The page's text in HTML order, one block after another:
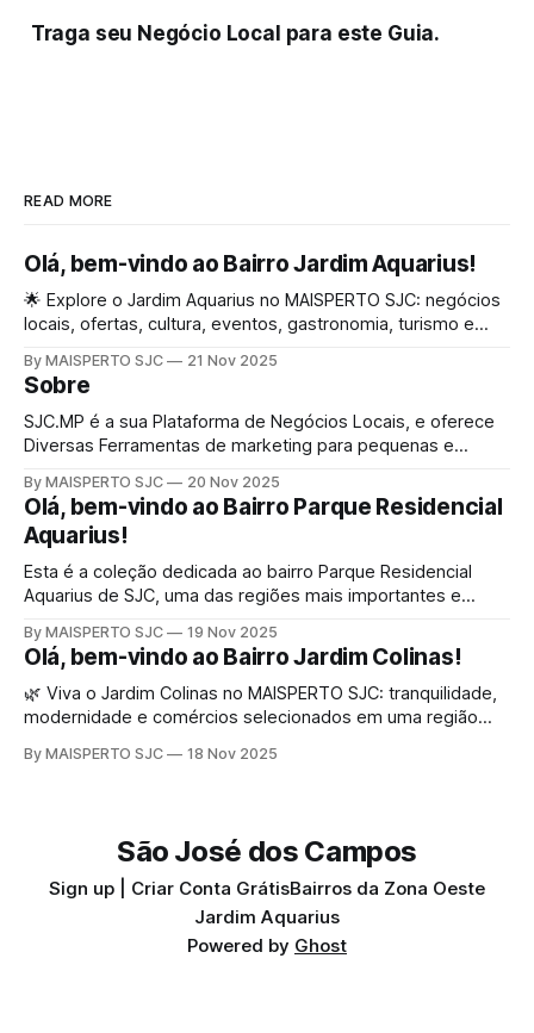
Traga seu Negócio Local para este Guia.
READ MORE
Olá, bem-vindo ao Bairro Jardim Aquarius!
🌟 Explore o Jardim Aquarius no MAISPERTO SJC: negócios
locais, ofertas, cultura, eventos, gastronomia, turismo e
a modernidade de um dos bairros mais valorizados da
cidade…
By MAISPERTO SJC 21 Nov 2025
Sobre
SJC.MP é a sua Plataforma de Negócios Locais, e oferece
Diversas Ferramentas de marketing para pequenas e
Cidade e bairros de São José dos Campos. Resultados:
Mais Visibilidade, Mais Clientes e Mais Vendas...
By MAISPERTO SJC 20 Nov 2025
Olá, bem-vindo ao Bairro Parque Residencial
Aquarius!
Esta é a coleção dedicada ao bairro Parque Residencial
Aquarius de SJC, uma das regiões mais importantes e
conteúdos completos sobre cultura, eventos, gastronomia,
turismo, história, serviços, experiências locais e muito mais
— tudo organizado automaticamente através das tags
relacionadas ao bairro.
By MAISPERTO SJC 19 Nov 2025
Olá, bem-vindo ao Bairro Jardim Colinas!
🌿 Viva o Jardim Colinas no MAISPERTO SJC: tranquilidade,
modernidade e comércios selecionados em uma região
locais em um guia vivo que revela o dia a dia do bairro…
By MAISPERTO SJC 18 Nov 2025
São José dos Campos
Sign up | Criar Conta GrátisBairros da Zona Oeste
Jardim Aquarius
Powered by Ghost